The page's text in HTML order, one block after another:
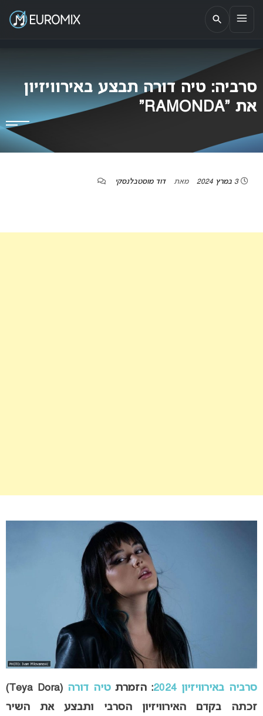
EUROMIX
אתר הבית של האירוויזיון בישראל
סרביה: טיה דורה תבצע באירוויזיון
את “RAMONDA”
3 במרץ 2024 מאת דוד מוסטבלנסקי
סרביה באירוויזיון 2024 : הזמרתטיה דורה
(Teya Dora)
זכתה בקדם האירוויזיון הסרבי ותבצע את השיר